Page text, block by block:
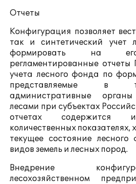
Отчеты
Конфигурация позволяет
так и синтетический учет
формировать на
регламентированные отчеты
учета лесного фонда по
представляемые в
административные
лесами при субъектах
отчетах содержится
количественных
текущее состояние
видов земель и лесных пород.
Внедрение
лесохозяйственном